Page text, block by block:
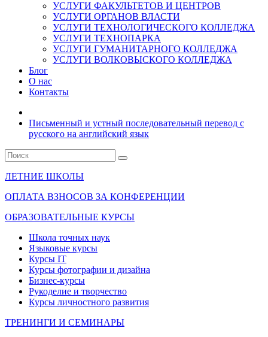
УСЛУГИ ФАКУЛЬТЕТОВ И ЦЕНТРОВ
УСЛУГИ ОРГАНОВ ВЛАСТИ
УСЛУГИ ТЕХНОЛОГИЧЕСКОГО КОЛЛЕДЖА
УСЛУГИ ТЕХНОПАРКА
УСЛУГИ ГУМАНИТАРНОГО КОЛЛЕДЖА
УСЛУГИ ВОЛКОВЫСКОГО КОЛЛЕДЖА
Блог
О нас
Контакты
Письменный и устный последовательный перевод с
русского на английский язык
ЛЕТНИЕ ШКОЛЫ
ОПЛАТА ВЗНОСОВ ЗА КОНФЕРЕНЦИИ
ОБРАЗОВАТЕЛЬНЫЕ КУРСЫ
Школа точных наук
Языковые курсы
Курсы IT
Курсы фотографии и дизайна
Бизнес-курсы
Рукоделие и творчество
Курсы личностного развития
ТРЕНИНГИ И СЕМИНАРЫ